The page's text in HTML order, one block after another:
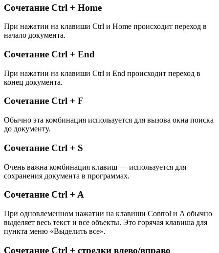
Сочетание Ctrl + Home
При нажатии на клавиши Ctrl и Home происходит переход в
начало документа.
Сочетание Ctrl + End
При нажатии на клавиши Ctrl и End происходит переход в
конец документа.
Сочетание Ctrl + F
Обычно эта комбинация используется для вызова окна поиска
до документу.
Сочетание Ctrl + S
Очень важна комбинация клавиш — используется для
сохранения документа в программах.
Сочетание Ctrl + A
При одновлеменном нажатии на клавиши Control и A обычно
выделяет весь текст и все объекты. Это горячая клавиша для
пункта меню «Выделить все».
Сочетание Ctrl + стрелки влево/вправо